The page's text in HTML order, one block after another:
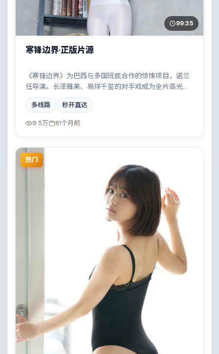
99:35
寒锋边界·正版片源
《寒锋边界》为巴西与多国班底合作的惊悚项目，诺兰
任导演。长泽雅美、易烊千玺的对手戏成为全片高光，
雨夜、旧楼与一封未寄出的信构成叙事起点。配乐与摄
影风格统一，具备院线质感。
多线路 秒开直达
9.5万 81个月前
热门